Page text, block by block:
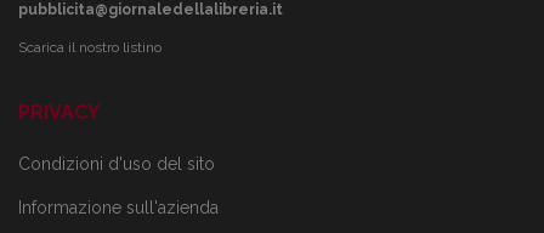
pubblicita@giornaledellalibreria.it
Scarica il nostro listino
PRIVACY
Condizioni d'uso del sito
Informazione sull'azienda